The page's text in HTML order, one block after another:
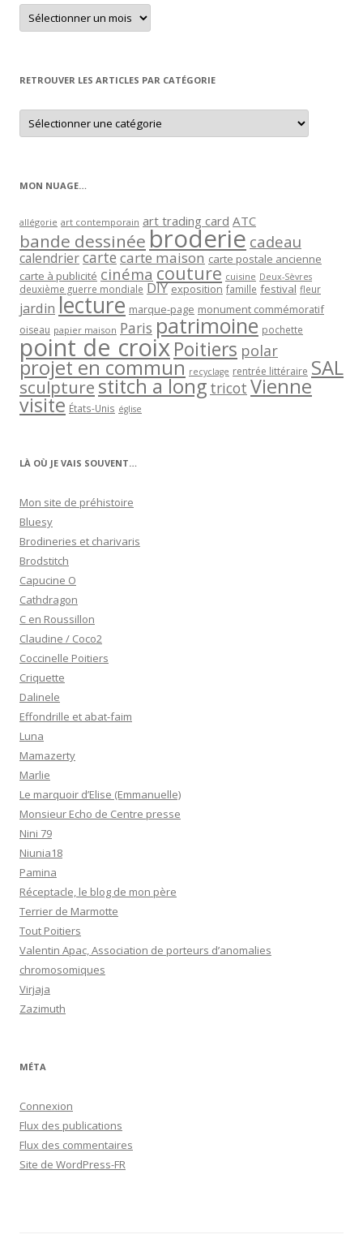
Retrouver
un
article
RETROUVER LES ARTICLES PAR CATÉGORIE
Retrouver
les
articles
MON NUAGE…
allégorie art contemporain art trading card ATC
bande dessinée broderie cadeau
calendriercartecarte maison carte postale ancienne
carte à publicité cinéma couture cuisine Deux-Sèvres
deuxième guerre mondiale DIY exposition famille festival fleur
jardin lecture marque-page monument commémoratif
oiseau papier maison Paris patrimoine pochette
point de croixPoitiers polar
projet en commun recyclage rentrée littéraire SAL
sculpturestitch a long tricot Vienne
visite États-Unis église
LÀ OÙ JE VAIS SOUVENT…
Mon site de préhistoire
Bluesy
Brodineries et charivaris
Brodstitch
Capucine O
Cathdragon
C en Roussillon
Claudine / Coco2
Coccinelle Poitiers
Criquette
Dalinele
Effondrille et abat-faim
Luna
Mamazerty
Marlie
Le marquoir d’Elise (Emmanuelle)
Monsieur Echo de Centre presse
Nini 79
Niunia18
Pamina
Réceptacle, le blog de mon père
Terrier de Marmotte
Tout Poitiers
Valentin Apac, Association de porteurs d’anomalies
chromosomiques
Virjaja
Zazimuth
MÉTA
Connexion
Flux des publications
Flux des commentaires
Site de WordPress-FR